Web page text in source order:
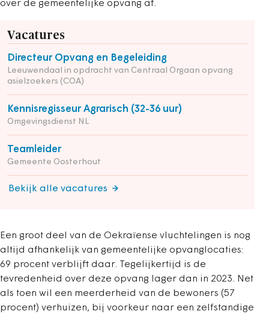
over de gemeentelijke opvang af.
Vacatures
Directeur Opvang en Begeleiding
Leeuwendaal in opdracht van Centraal Orgaan opvang
asielzoekers (COA)
Kennisregisseur Agrarisch (32-36 uur)
Omgevingsdienst NL
Teamleider
Gemeente Oosterhout
Bekijk alle vacatures
Een groot deel van de Oekraïense vluchtelingen is nog
altijd afhankelijk van gemeentelijke opvanglocaties:
69 procent verblijft daar. Tegelijkertijd is de
tevredenheid over deze opvang lager dan in 2023. Net
als toen wil een meerderheid van de bewoners (57
procent) verhuizen, bij voorkeur naar een zelfstandige